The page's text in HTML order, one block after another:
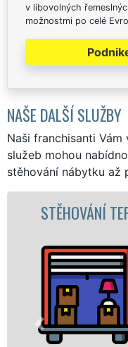
v libovolných
možnostmi po celé
NAŠE DALŠÍ SLUŽBY
Naši franchisanti
služeb mohou
stěhování nábytku až